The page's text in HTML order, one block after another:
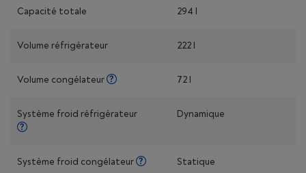
Capacité totale 294 l
Volume réfrigérateur 222 l
Volume congélateur 72 l
Système froid réfrigérateur Dynamique
Système froid congélateur Statique